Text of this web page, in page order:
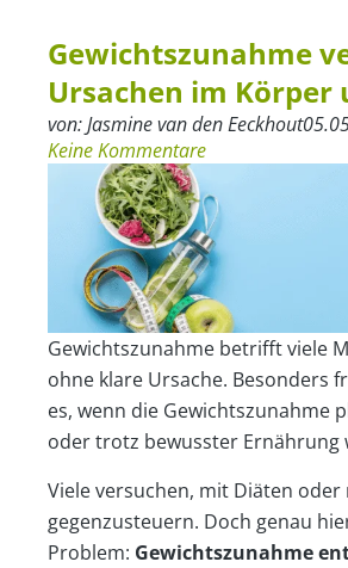
Gewichtszunahme
Ursachen im Körper
von:Jasmine van den Eeckhout
Keine Kommentare
Gewichtszunahme betrifft viele
ohne klare Ursache. Besonders
es, wenn die Gewichtszunahme
oder trotz bewusster Ernährung
Viele versuchen, mit Diäten
gegenzusteuern. Doch genau
Problem: Gewichtszunahme